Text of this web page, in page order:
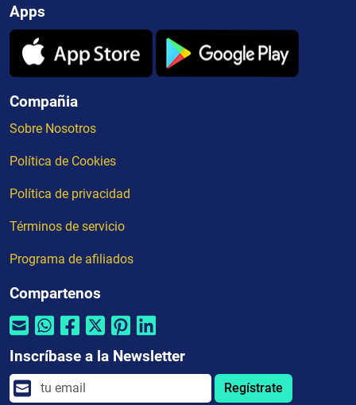
Apps
Compañia
Sobre Nosotros
Política de Cookies
Política de privacidad
Términos de servicio
Programa de afiliados
Compartenos
Inscríbase a la Newsletter
Regístrate